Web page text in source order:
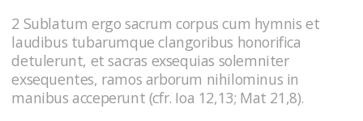
2 Sublatum ergo sacrum corpus cum hymnis et
laudibus tubarumque clangoribus honorifica
detulerunt, et sacras exsequias solemniter
exsequentes, ramos arborum nihilominus in
manibus acceperunt (cfr. Ioa 12,13; Mat 21,8).